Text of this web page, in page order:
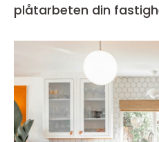
plåtarbeten din